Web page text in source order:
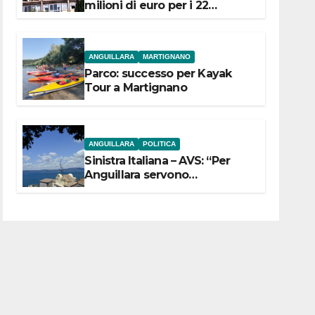
milioni di euro per i 22
ANGUILLARA MARTIGNANO
Parco: successo per Kayak
Tour a Martignano
ANGUILLARA POLITICA
Sinistra Italiana – AVS: “Per
Anguillara servono